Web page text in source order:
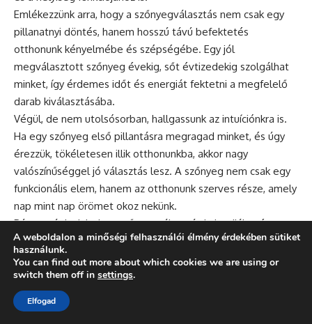
Emlékezzünk arra, hogy a szőnyegválasztás nem csak egy
pillanatnyi döntés, hanem hosszú távú befektetés
otthonunk kényelmébe és szépségébe. Egy jól
megválasztott szőnyeg évekig, sőt évtizedekig szolgálhat
minket, így érdemes időt és energiát fektetni a megfelelő
darab kiválasztásába.
Végül, de nem utolsósorban, hallgassunk az intuíciónkra is.
Ha egy szőnyeg első pillantásra megragad minket, és úgy
érezzük, tökéletesen illik otthonunkba, akkor nagy
valószínűséggel jó választás lesz. A szőnyeg nem csak egy
funkcionális elem, hanem az otthonunk szerves része, amely
nap mint nap örömet okoz nekünk.
Bátran vágjunk bele a szőnyegválasztás kalandjába, és
teremtsünk olyan otthont, amely tükrözi egyéniségünket és
stílusunkat!
Otthon és Dekoráció – Lakberendezés
A weboldalon a minőségi felhasználói élmény érdekében sütiket
használunk.
You can find out more about which cookies we are using or
switch them off in settings.
Elfogad